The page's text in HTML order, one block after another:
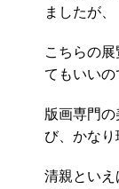
ましたが、
こちらの
てもいいの
版画専門
び、かなり
清親とい